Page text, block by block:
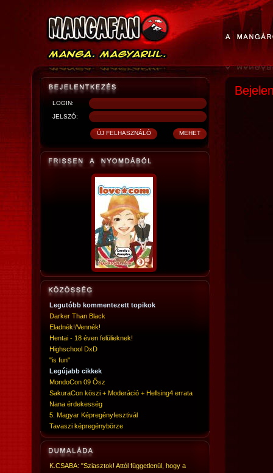
LOGIN:
JELSZÓ:
Legutóbb kommentezett topikok
Darker Than Black
Eladnék!/Vennék!
Hentai - 18 éven felülieknek!
Highschool DxD
"is fun"
Legújabb cikkek
MondoCon 09 Ősz
SakuraCon köszi + Moderáció + Hellsing4 errata
Nana érdekesség
5. Magyar Képregényfesztivál
Tavaszi képregénybörze
K.CSABA: "Sziasztok! Attól függetlenül, hogy a